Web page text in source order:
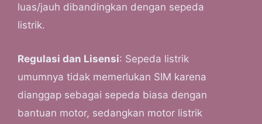
luas/jauh dibandingkan dengan sepeda
listrik.
Regulasi dan Lisensi: Sepeda listrik
umumnya tidak memerlukan SIM karena
dianggap sebagai sepeda biasa dengan
bantuan motor, sedangkan motor listrik